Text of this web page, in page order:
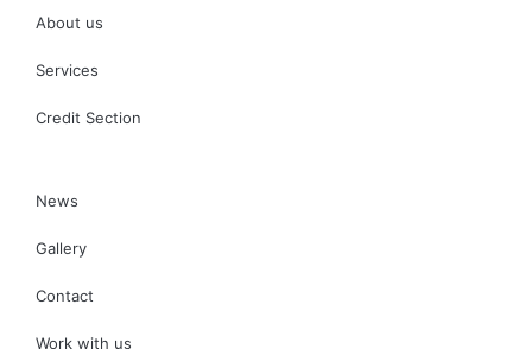
About us
Services
Credit Section
News
Gallery
Contact
Work with us